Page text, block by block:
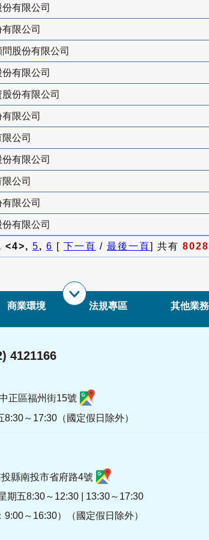
有限公司
限公司
股份有限公司
有限公司
份有限公司
限公司
公司
有限公司
公司
限公司
有限公司
<4>, 5, 6 [ 下一頁 / 最後一頁] 共有 8028
商業環境 法規專區 其他業務
4121166
正區福州街15號
～17:30（國定假日除外）
縣南投市省府路4號
期五8:30～12:30 | 13:30～17:30
9:00～16:30）（國定假日除外）